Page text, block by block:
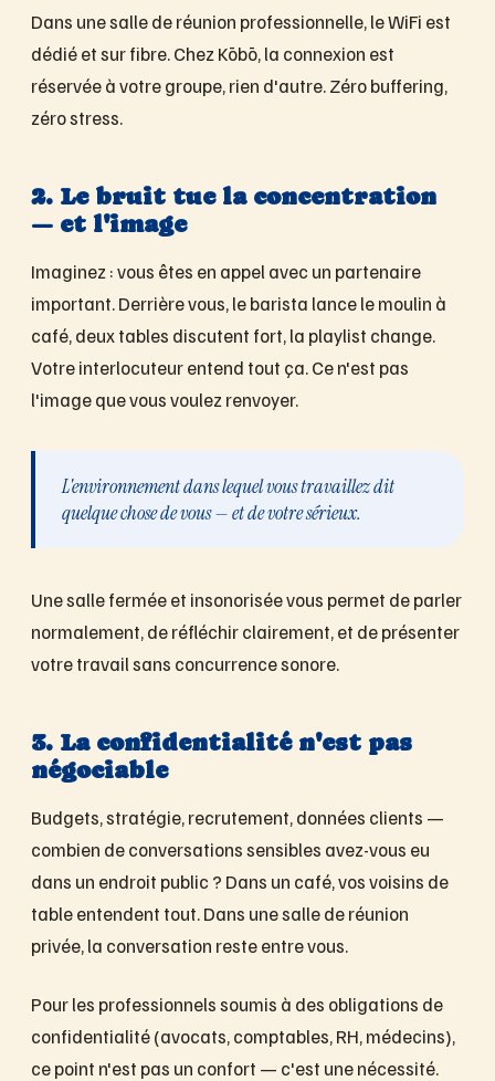
Dans une salle de réunion professionnelle, le WiFi est
dédié et sur fibre. Chez Kōbō, la connexion est
réservée à votre groupe, rien d'autre. Zéro buffering,
zéro stress.
2. Le bruit tue la concentration
— et l'image
Imaginez : vous êtes en appel avec un partenaire
important. Derrière vous, le barista lance le moulin à
café, deux tables discutent fort, la playlist change.
Votre interlocuteur entend tout ça. Ce n'est pas
l'image que vous voulez renvoyer.
L'environnement dans lequel vous travaillez dit
quelque chose de vous — et de votre sérieux.
Une salle fermée et insonorisée vous permet de parler
normalement, de réfléchir clairement, et de présenter
votre travail sans concurrence sonore.
3. La confidentialité n'est pas
négociable
Budgets, stratégie, recrutement, données clients —
combien de conversations sensibles avez-vous eu
dans un endroit public ? Dans un café, vos voisins de
table entendent tout. Dans une salle de réunion
privée, la conversation reste entre vous.
Pour les professionnels soumis à des obligations de
confidentialité (avocats, comptables, RH, médecins),
ce point n'est pas un confort — c'est une nécessité.